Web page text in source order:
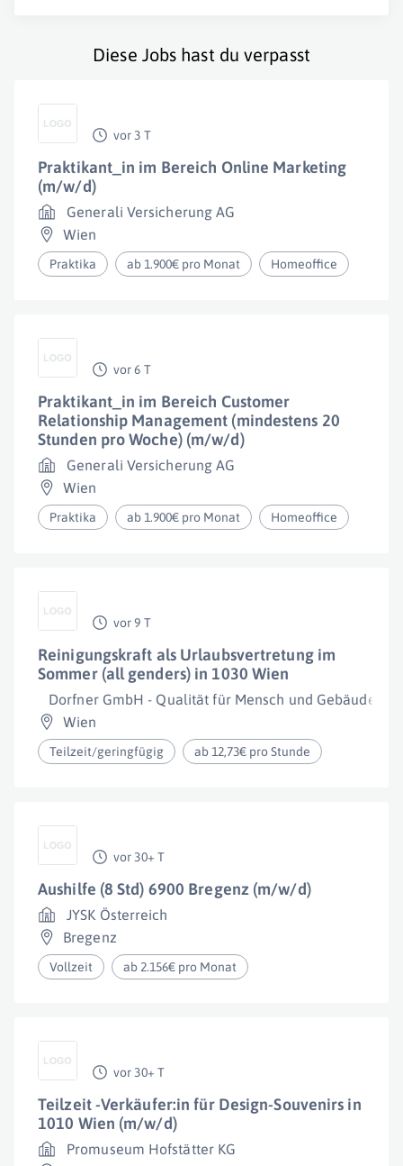
Diese Jobs hast du verpasst
vor 3 T
Praktikant_in im Bereich Online Marketing
(m/w/d)
Generali Versicherung AG
Wien
Praktika ab 1.900€ pro Monat Homeoffice
vor 6 T
Praktikant_in im Bereich Customer
Relationship Management (mindestens 20
Stunden pro Woche) (m/w/d)
Generali Versicherung AG
Wien
Praktika ab 1.900€ pro Monat Homeoffice
vor 9 T
Reinigungskraft als Urlaubsvertretung im
Sommer (all genders) in 1030 Wien
Dorfner GmbH - Qualität für Mensch und Gebäude
Wien
Teilzeit/geringfügig ab 12,73€ pro Stunde
vor 30+ T
Aushilfe (8 Std) 6900 Bregenz (m/w/d)
JYSK Österreich
Bregenz
Vollzeit ab 2.156€ pro Monat
vor 30+ T
Teilzeit -Verkäufer:in für Design-Souvenirs in
1010 Wien (m/w/d)
Promuseum Hofstätter KG